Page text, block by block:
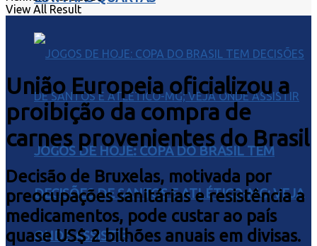
JOGOS DE HOJE: COPA DO BRASIL TEM
DECISÕES DE SANTOS E ATLÉTICO-MG; VEJA
ONDE ASSISTIR
View All Result
União Europeia oficializou a
proibição da compra de
carnes provenientes do Brasil
Decisão de Bruxelas, motivada por
preocupações sanitárias e resistência a
medicamentos, pode custar ao país
quase US$ 2 bilhões anuais em divisas.